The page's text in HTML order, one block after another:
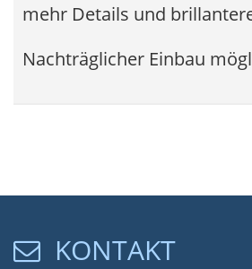
mehr Details und
Nachträglicher Einbau
KONTAKT